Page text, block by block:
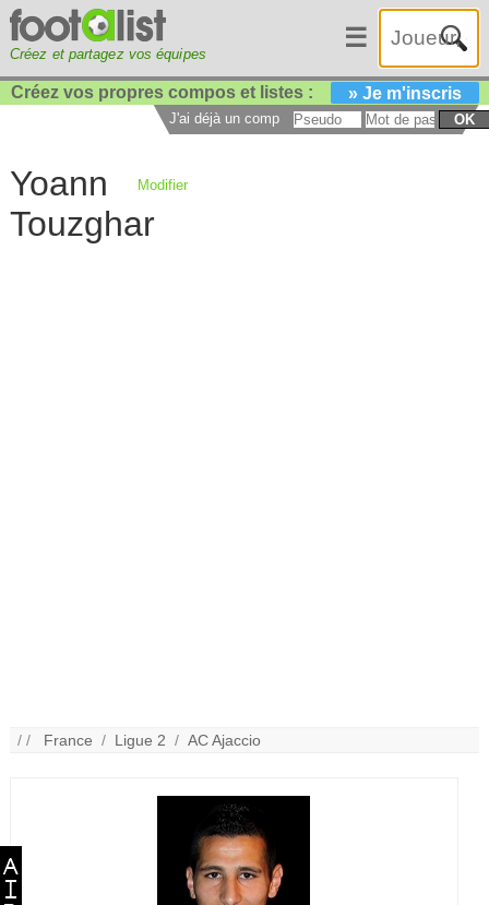
Créez et partagez vos équipes
☰
Créez vos propres compos et listes : » Je m'inscris
J'ai déjà un compte : OK
Yoann
Touzghar
Modifier
/ / France / Ligue 2 /AC Ajaccio